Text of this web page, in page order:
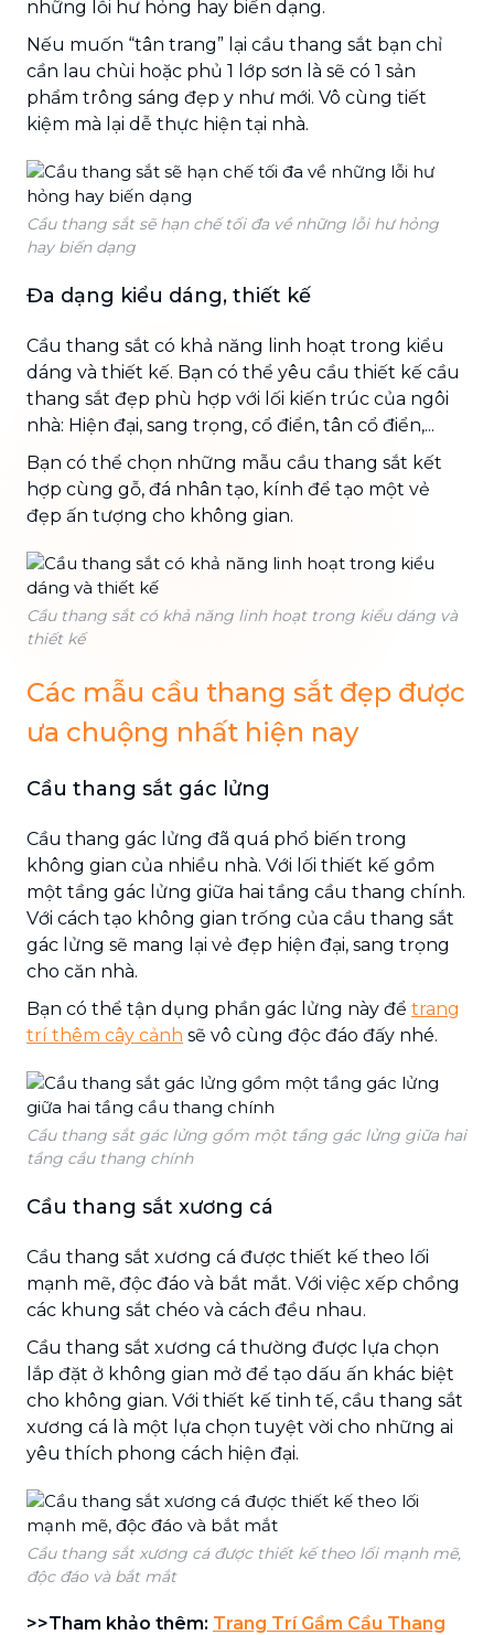
những lỗi hư hỏng hay biến dạng.
Nếu muốn “tân trang” lại cầu thang sắt bạn chỉ
cần lau chùi hoặc phủ 1 lớp sơn là sẽ có 1 sản
phẩm trông sáng đẹp y như mới. Vô cùng tiết
kiệm mà lại dễ thực hiện tại nhà.
Cầu thang sắt sẽ hạn chế tối đa về những lỗi hư hỏng
hay biến dạng
Đa dạng kiểu dáng, thiết kế
Cầu thang sắt có khả năng linh hoạt trong kiểu
dáng và thiết kế. Bạn có thể yêu cầu thiết kế cầu
thang sắt đẹp phù hợp với lối kiến trúc của ngôi
nhà: Hiện đại, sang trọng, cổ điển, tân cổ điển,...
Bạn có thể chọn những mẫu cầu thang sắt kết
hợp cùng gỗ, đá nhân tạo, kính để tạo một vẻ
đẹp ấn tượng cho không gian.
Cầu thang sắt có khả năng linh hoạt trong kiểu dáng và
thiết kế
Các mẫu cầu thang sắt đẹp được
ưa chuộng nhất hiện nay
Cầu thang sắt gác lửng
Cầu thang gác lửng đã quá phổ biến trong
không gian của nhiều nhà. Với lối thiết kế gồm
một tầng gác lửng giữa hai tầng cầu thang chính.
Với cách tạo không gian trống của cầu thang sắt
gác lửng sẽ mang lại vẻ đẹp hiện đại, sang trọng
cho căn nhà.
Bạn có thể tận dụng phần gác lửng này để trang
trí thêm cây cảnh sẽ vô cùng độc đáo đấy nhé.
Cầu thang sắt gác lửng gồm một tầng gác lửng giữa hai
tầng cầu thang chính
Cầu thang sắt xương cá
Cầu thang sắt xương cá được thiết kế theo lối
mạnh mẽ, độc đáo và bắt mắt. Với việc xếp chồng
các khung sắt chéo và cách đều nhau.
Cầu thang sắt xương cá thường được lựa chọn
lắp đặt ở không gian mở để tạo dấu ấn khác biệt
cho không gian. Với thiết kế tinh tế, cầu thang sắt
xương cá là một lựa chọn tuyệt vời cho những ai
yêu thích phong cách hiện đại.
Cầu thang sắt xương cá được thiết kế theo lối mạnh mẽ,
độc đáo và bắt mắt
>>Tham khảo thêm: Trang Trí Gầm Cầu Thang